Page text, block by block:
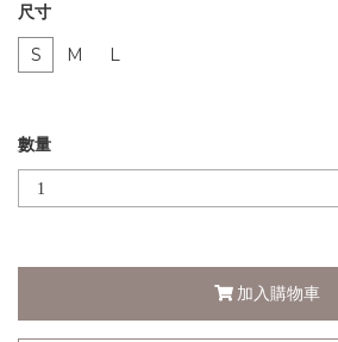
尺寸
S
M L
數量
加入購物車